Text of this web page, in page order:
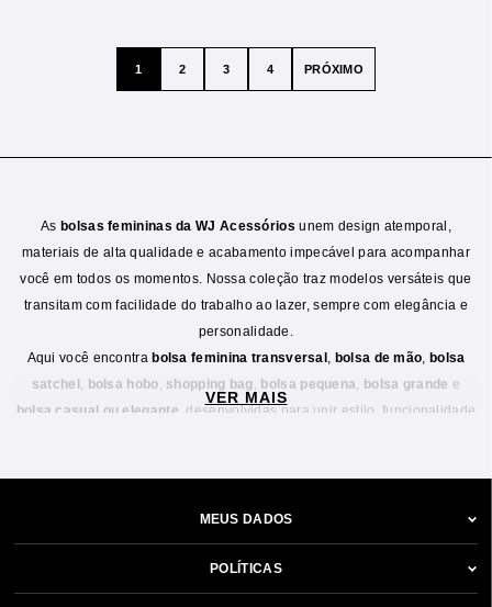
1 2 3 4
Asbolsas femininas da WJ Acessórios unem design atemporal,
materiais de alta qualidade e acabamento impecável para acompanhar
você em todos os momentos. Nossa coleção traz modelos versáteis que
transitam com facilidade do trabalho ao lazer, sempre com elegância e
personalidade.
Aqui você encontrabolsa feminina transversal bolsa de mão bolsa
satchel, bolsa hobo shopping bag bolsa pequena bolsa grande e
bolsa casual ou elegante , desenvolvidas para unir estilo, funcionalidade
bolsas femininas modernas
, práticas e atemporais, a WJ
Acessórios oferece modelos ideais para compor looks urbanos, casuais
ou mais elegantes. Cada bolsa é pensada para valorizar o visual e
acompanhar a rotina com charme, organização e durabilidade.
VER MAIS
MEUS DADOS
POLÍTICAS